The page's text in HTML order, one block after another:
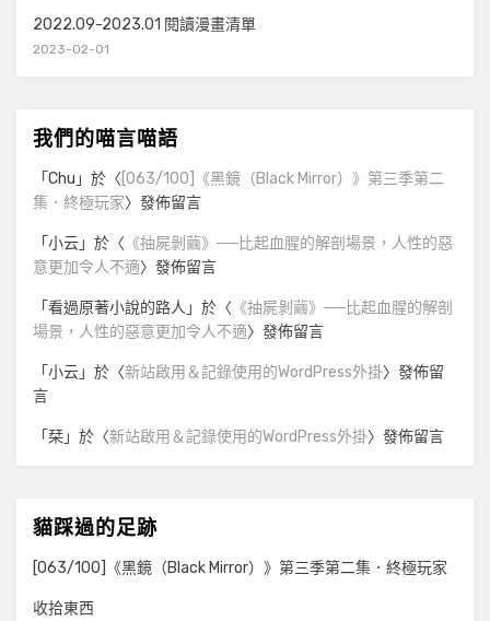
2022.09-2023.01 閱讀漫畫清單
2023-02-01
我們的喵言喵語
「Chu 」於〈 [063/100]《黑鏡（Black Mirror）》第三季第二
集．終極玩家〉發佈留言
「小云」於〈 《抽屍剝繭》──比起血腥的解剖場景，人性的惡
意更加令人不適〉發佈留言
「看過原著小說的路人 」於〈 《抽屍剝繭》──比起血腥的解剖
場景，人性的惡意更加令人不適〉發佈留言
「小云」於〈新站啟用＆記錄使用的WordPress外掛〉發佈留
言
「栞」於〈新站啟用＆記錄使用的WordPress外掛〉發佈留言
貓踩過的足跡
[063/100]《黑鏡（Black Mirror）》第三季第二集．終極玩家
收拾東西